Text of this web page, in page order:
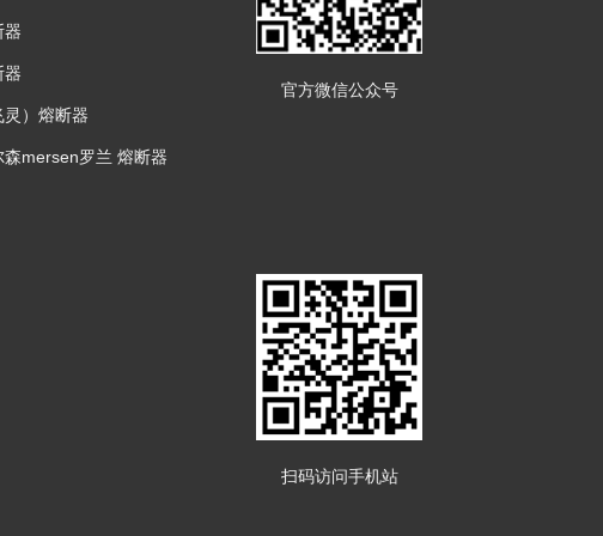
器
器
）熔断器
森mersen罗兰 熔断器
官方微信公众号
扫码访问手机站